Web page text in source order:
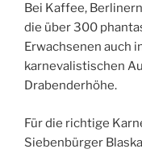
Bei Kaffee,
die über 300
Erwachsenen auch
karnevalistischen
Drabenderhöhe.
Für die richtige
Siebenbürger